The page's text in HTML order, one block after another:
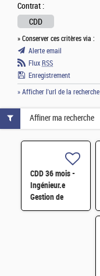
Contrat :
CDD
» Conserver ces critères via :
Alerte email
Flux RSS
Enregistrement
» Afficher l'url de la recherche
CDD 36 mois -
Ingénieur.e
Gestion de
configuration et
Affiner ma recherche